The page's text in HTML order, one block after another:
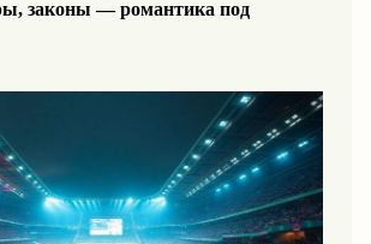
законы — романтика под